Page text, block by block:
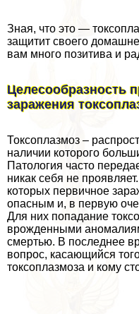
Зная, что это —
защитит своего
вам много позитива и
Целесообразность
заражения
Токсоплазмоз –
наличии которого
Патология часто
никак себя не
которых первичное
опасным и, в первую
Для них попадание
врожденными
cмepтью. В последнее
вопрос, касающийся
токсоплазмоза и кому